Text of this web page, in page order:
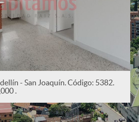
- San Joaquín. Código: 5382.
.